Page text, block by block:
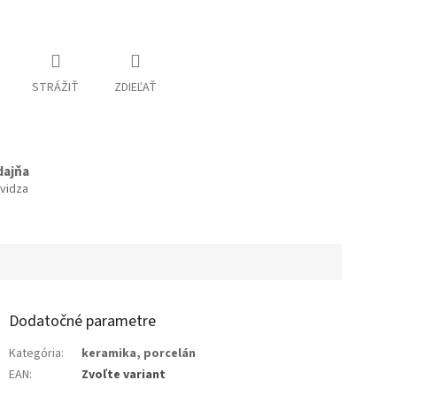
STRÁŽIŤ ZDIEĽAŤ
Dodatočné parametre
Kategória:
keramika, porcelán
EAN: Zvoľte variant